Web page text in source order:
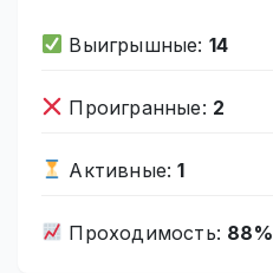
Выигрышные: 14
Проигранные: 2
Активные:1
Проходимость: 88%